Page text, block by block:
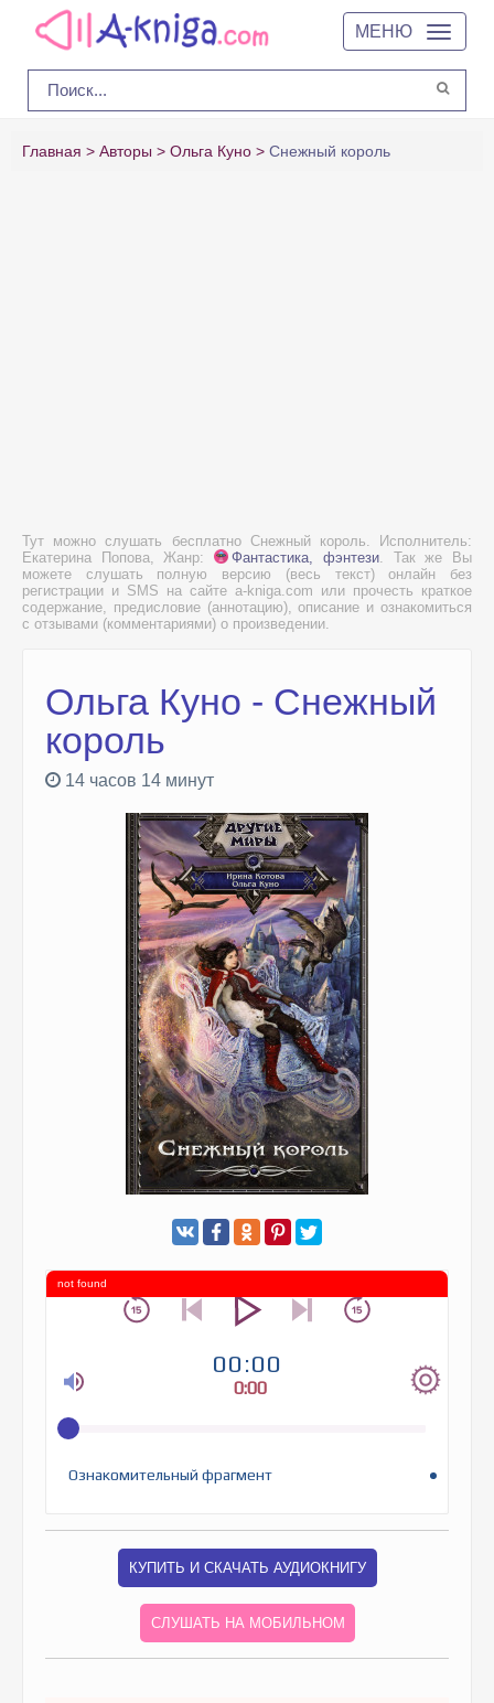
МЕНЮ
Главная Авторы Ольга Куно Снежный король
Тут можно слушать бесплатно Снежный король. Исполнитель:
Екатерина Попова, Жанр:
Фантастика, фэнтези. Так же Вы
можете слушать полную версию (весь текст) онлайн без
регистрации и SMS на сайте a-kniga.com или прочесть краткое
содержание, предисловие (аннотацию), описание и ознакомиться
с отзывами (комментариями) о произведении.
Ольга Куно - Снежный
король
14 часов 14 минут
00:00
0:00
Ознакомительный фрагмент
not found
КУПИТЬ И СКАЧАТЬ АУДИОКНИГУ
СЛУШАТЬ НА МОБИЛЬНОМ